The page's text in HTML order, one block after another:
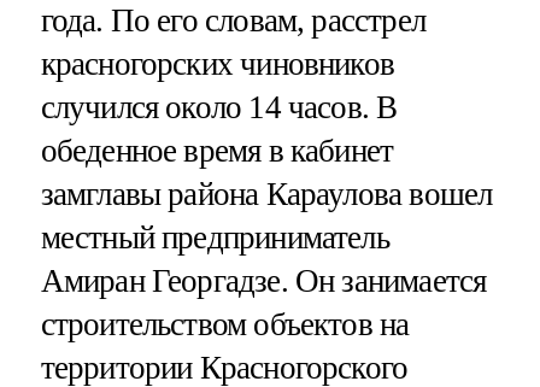
года. По его словам, расстрел
красногорских чиновников
случился около 14 часов. В
обеденное время в кабинет
замглавы района Караулова вошел
местный предприниматель
Амиран Георгадзе. Он занимается
строительством объектов на
территории Красногорского